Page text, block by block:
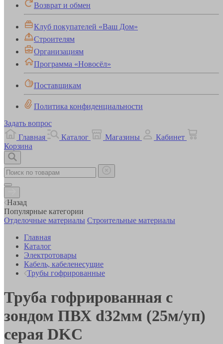
Возврат и обмен
Клуб покупателей «Ваш Дом»
Строителям
Организациям
Программа «Новосёл»
Поставщикам
Политика конфиденциальности
Задать вопрос
Главная
Каталог Магазины
Кабинет
Корзина
Назад
Популярные категории
Отделочные материалы Строительные материалы
Главная
Каталог
Электротовары
Кабель, кабеленесущие
Трубы гофрированные
Труба гофрированная с
зондом ПВХ d32мм (25м/уп)
серая DKC